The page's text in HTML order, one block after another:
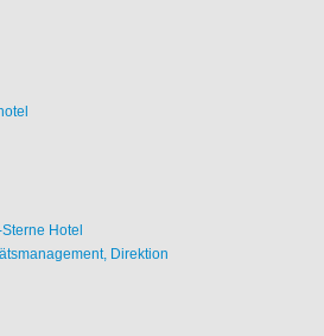
Hotel
Direktion